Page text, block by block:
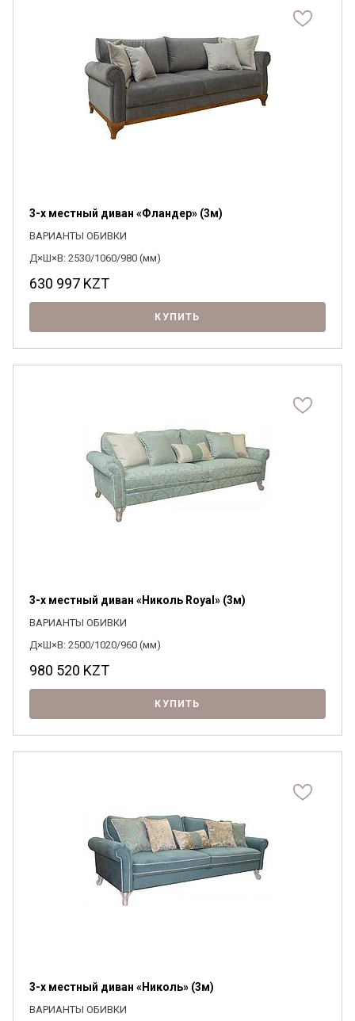
3-х местный диван «Фландер» (3м)
ВАРИАНТЫ ОБИВКИ
Д×Ш×В: 2530/1060/980 (мм)
630 997 KZT
КУПИТЬ
3-х местный диван «Николь Royal» (3м)
ВАРИАНТЫ ОБИВКИ
Д×Ш×В: 2500/1020/960 (мм)
980 520 KZT
КУПИТЬ
3-х местный диван «Николь» (3м)
ВАРИАНТЫ ОБИВКИ